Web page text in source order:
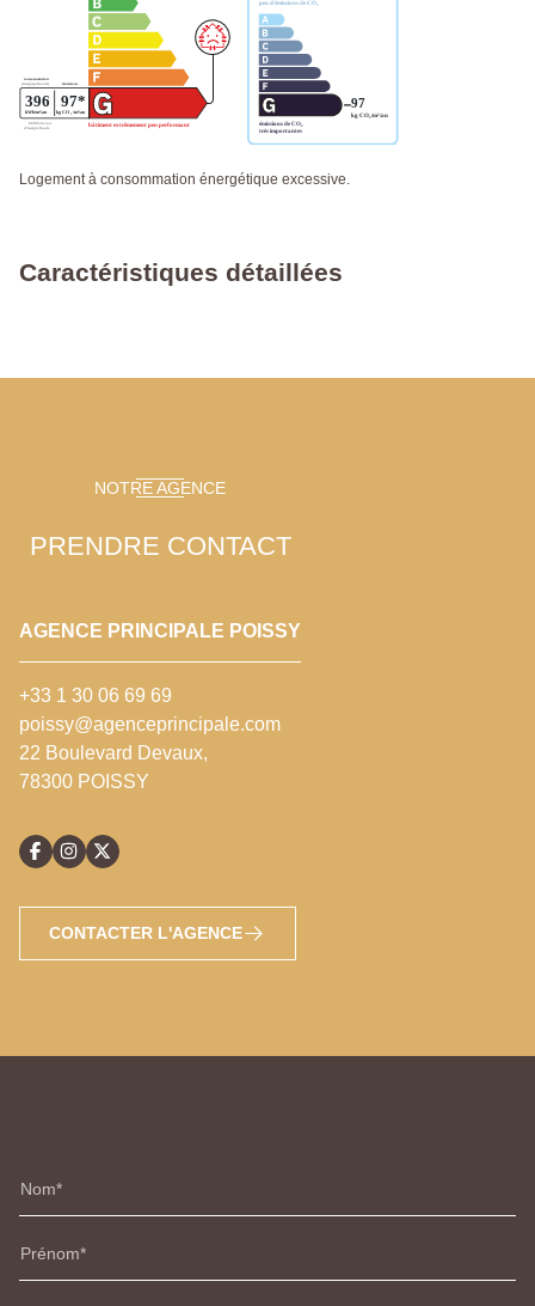
Logement à consommation énergétique excessive.
Caractéristiques détaillées
NOTRE AGENCE
PRENDRE CONTACT
AGENCE PRINCIPALE POISSY
+33 1 30 06 69 69
poissy@agenceprincipale.com
22 Boulevard Devaux,
78300 POISSY
CONTACTER L'AGENCE
Nom
Prénom